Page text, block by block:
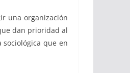
una organización
dan prioridad al
que en